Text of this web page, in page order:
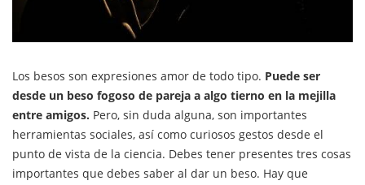
Los besos son expresiones amor de todo tipo. Puede ser
desde un beso fogoso de pareja a algo tierno en la mejilla
entre amigos. Pero, sin duda alguna, son importantes
herramientas sociales, así como curiosos gestos desde el
punto de vista de la ciencia. Debes tener presentes tres cosas
importantes que debes saber al dar un beso. Hay que